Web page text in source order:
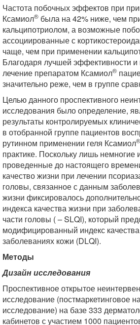
Частота побочных эффектов при
Ксамиол® была на 42% ниже, чем
кальципотриолом, а возможные
ассоциированные с
чаще, чем при применении
Благодаря лучшей эффективности и
лечение препаратом Ксамиол®
значительно реже, чем в группе
Целью данного проспективного
исследования было определение,
результаты контролируемых
в отобранной группе пациентов
рутинном применении геля Ксамиол®
практике. Поскольку лишь немногие
проведенные до настоящего
качество жизни при лечении
головы, связанное с данным
жизни фиксировалось
индекса качества жизни при
части головы ( – SLQI), который
модифицированный индекс
заболеваниях кожи (DLQI).
Методы
Дизайн исследования
Проспективное открытое
исследование (постмаркетинговое
исследование) на базе 333
кабинетов с участием 1000